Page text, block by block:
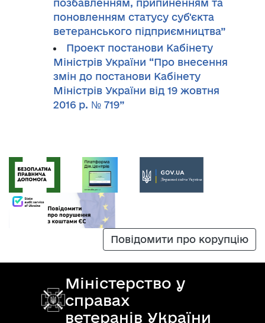
позбавленням, припиненням та
поновленням статусу суб'єкта
ветеранського підприємництва”
Проект постанови Кабінету
Міністрів України “Про внесення
змін до постанови Кабінету
Міністрів України від 19 жовтня
2016 р. № 719”
Повідомити про корупцію
Міністерство у
справах
ветеранів України